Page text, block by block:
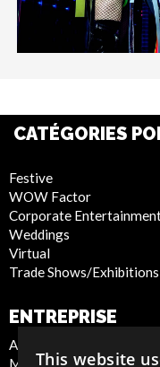
CATÉGORIES
Festive
WOW Factor
Corporate
Weddings
Virtual
Trade Shows/Exhibitions
ENTREPRISE
About Us
Meet the Team
This website